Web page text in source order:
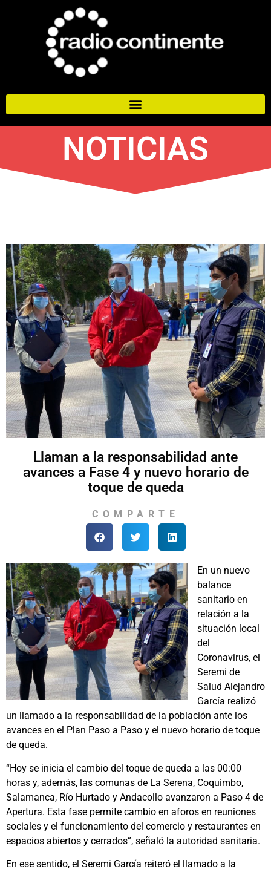
NOTICIAS
Llaman a la responsabilidad ante
avances a Fase 4 y nuevo horario de
toque de queda
COMPARTE
En un nuevo
balance
sanitario en
relación a la
situación local
del
Coronavirus, el
Seremi de
Salud Alejandro
García realizó
un llamado a la responsabilidad de la población ante los
avances en el Plan Paso a Paso y el nuevo horario de toque
de queda.
“Hoy se inicia el cambio del toque de queda a las 00:00
horas y, además, las comunas de La Serena, Coquimbo,
Salamanca, Río Hurtado y Andacollo avanzaron a Paso 4 de
Apertura. Esta fase permite cambio en aforos en reuniones
sociales y el funcionamiento del comercio y restaurantes en
espacios abiertos y cerrados”, señaló la autoridad sanitaria.
En ese sentido, el Seremi García reiteró el llamado a la